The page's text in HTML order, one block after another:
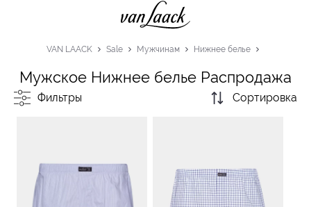
VAN LAACK Sale Мужчинам Нижнее белье
Мужское Нижнее белье Распродажа
Фильтры Сортировка